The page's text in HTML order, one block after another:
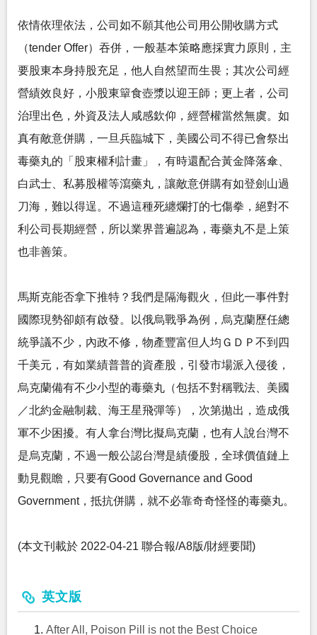
依情依理依法，公司如不願其他公司用公開收購方式
（tender Offer）吞併，一般基本策略應採實力原則，主
要股東本身持股充足，他人自然望而生畏；其次公司經
營績效良好，小股東簞食壺漿以迎王師；更上者，公司
治理出色，外資及法人咸感欽仰，經營權當然無虞。如
真有敵意併購，一旦兵臨城下，美國公司不得已會祭出
毒藥丸的「股東權利計畫」，有時還配合黃金降落傘、
白武士、私募股權等瀉藥丸，讓敵意併購有如登劍山過
刀海，難以得逞。不過這種死纏爛打的七傷拳，絕對不
利公司長期經營，所以業界普遍認為，毒藥丸不是上策
也非善策。
馬斯克能否拿下推特？我們是隔海觀火，但此一事件對
國際現勢卻頗有啟發。以俄烏戰爭為例，烏克蘭歷任總
統爭議不少，內政不修，物產豐富但人均ＧＤＰ不到四
千美元，有如業績普普的資產股，引發市場派入侵後，
烏克蘭備有不少小型的毒藥丸（包括不對稱戰法、美國
／北約金融制裁、海王星飛彈等），次第拋出，造成俄
軍不少困擾。有人拿台灣比擬烏克蘭，也有人說台灣不
是烏克蘭，不過一般公認台灣是績優股，全球價值鏈上
動見觀瞻，只要有Good Governance and Good
Government，抵抗併購，就不必靠奇奇怪怪的毒藥丸。
(本文刊載於 2022-04-21 聯合報/A8版/財經要聞)
英文版
After All, Poison Pill is not the Best Choice